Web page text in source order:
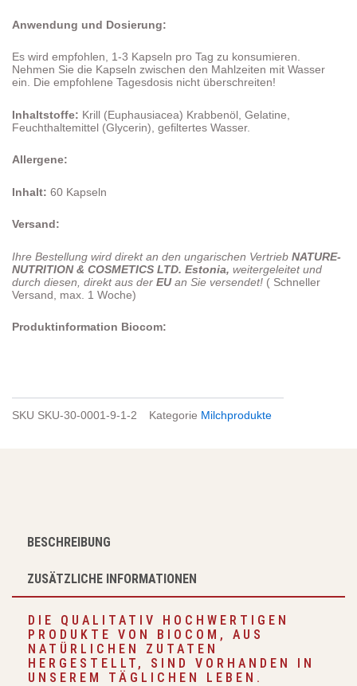
Anwendung und Dosierung:
Es wird empfohlen, 1-3 Kapseln pro Tag zu konsumieren.
Nehmen Sie die Kapseln zwischen den Mahlzeiten mit Wasser
ein. Die empfohlene Tagesdosis nicht überschreiten!
Inhaltstoffe: Krill (Euphausiacea) Krabbenöl, Gelatine,
Feuchthaltemittel (Glycerin), gefiltertes Wasser.
Allergene:
Inhalt: 60 Kapseln
Versand:
Ihre Bestellung wird direkt an den ungarischen Vertrieb NATURE-
NUTRITION & COSMETICS LTD. Estonia, weitergeleitet und
durch diesen, direkt aus der EUan Sie versendet! ( Schneller
Versand, max. 1 Woche)
Produktinformation Biocom:
SKU SKU-30-0001-9-1-2 Kategorie Milchprodukte
BESCHREIBUNG
ZUSÄTZLICHE INFORMATIONEN
DIE QUALITATIV HOCHWERTIGEN
PRODUKTE VON BIOCOM, AUS
NATÜRLICHEN ZUTATEN
HERGESTELLT, SIND VORHANDEN IN
UNSEREM TÄGLICHEN LEBEN.